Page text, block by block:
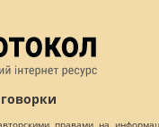
правами на